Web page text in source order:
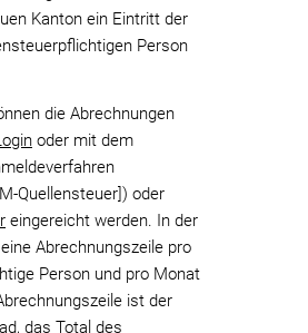
Kanton ein Eintritt der
Person
die Abrechnungen
oder mit dem
Quellensteuer]) oder
eingereicht werden. In der
Abrechnungszeile pro
Person und pro Monat
ist der
das Total des